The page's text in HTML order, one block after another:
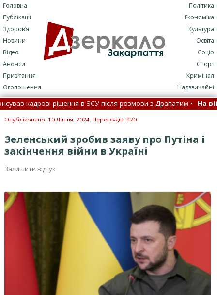
Головна
Публікації
Здоров’я
Новини
Відео
Анонси
Привітання
Оголошення
Політика
Економіка
Культура
Освіта
Соціо
Спорт
Кримінал
Надзвичайні
кадрові рішення в ЗСУ після розмови з Драпатим • На війні
довіри до політичних лідерів зайняв шосте місце – опитування
Опубліковано: 10 Липня, 2024. Переглядів: 920
Зеленський зробив заяву про Путіна і
закінчення війни в Україні
Залишити відгук